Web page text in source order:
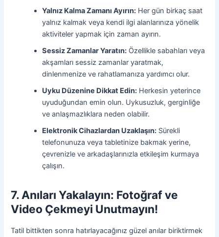
Yalnız Kalma Zamanı Ayırın: Her gün birkaç saat
yalnız kalmak veya kendi ilgi alanlarınıza yönelik
aktiviteler yapmak için zaman ayırın.
Sessiz Zamanlar Yaratın: Özellikle sabahları veya
akşamları sessiz zamanlar yaratmak,
dinlenmenize ve rahatlamanıza yardımcı olur.
Uyku Düzenine Dikkat Edin: Herkesin yeterince
uyuduğundan emin olun. Uykusuzluk, gerginliğe
ve anlaşmazlıklara neden olabilir.
Elektronik Cihazlardan Uzaklaşın: Sürekli
telefonunuza veya tabletinize bakmak yerine,
çevrenizle ve arkadaşlarınızla etkileşim kurmaya
çalışın.
7. Anıları Yakalayın: Fotoğraf ve
Video Çekmeyi Unutmayın!
Tatil bittikten sonra hatırlayacağınız güzel anılar biriktirmek